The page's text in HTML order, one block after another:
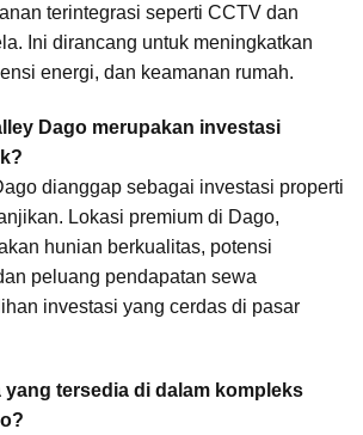
terintegrasi seperti CCTV dan
Ini dirancang untuk meningkatkan
energi, dan keamanan rumah.
Dago merupakan investasi
dianggap sebagai investasi properti
Lokasi premium di Dago,
hunian berkualitas, potensi
peluang pendapatan sewa
investasi yang cerdas di pasar
yang tersedia di dalam kompleks